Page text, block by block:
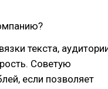
текста,
Советую
если позволяет